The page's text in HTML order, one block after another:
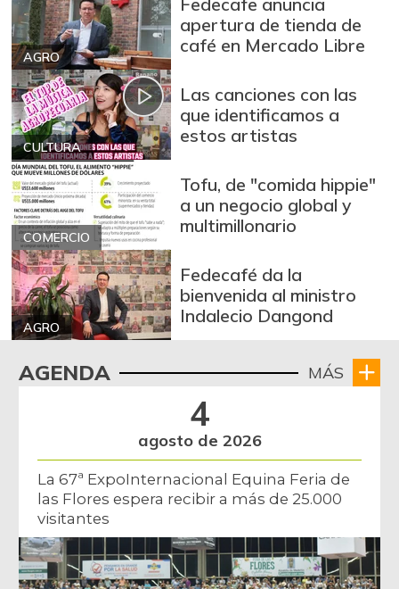
AGRO
apertura de tienda de
café en Mercado Libre
CULTURA
Las canciones con las
que identificamos a
estos artistas
COMERCIO
Tofu, de "comida hippie"
a un negocio global y
multimillonario
AGRO
Fedecafé da la
bienvenida al ministro
Indalecio Dangond
AGENDA MÁS
4
agosto de 2026
La 67ª ExpoInternacional Equina Feria de
las Flores espera recibir a más de 25.000
visitantes